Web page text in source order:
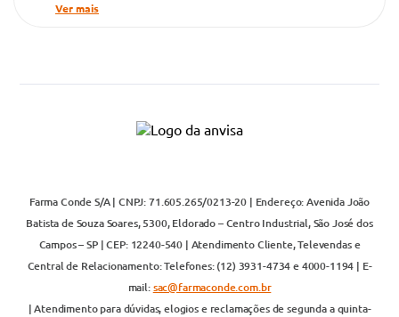
Ver mais
Farma Conde S/A | CNPJ: 71.605.265/0213-20 | Endereço: Avenida João
Batista de Souza Soares, 5300, Eldorado – Centro Industrial, São José dos
Campos – SP | CEP: 12240-540 | Atendimento Cliente, Televendas e
Central de Relacionamento: Telefones: (12) 3931-4734 e 4000-1194 | E-
mail:sac@farmaconde.com.br
| Atendimento para dúvidas, elogios e reclamações de segunda a quinta-